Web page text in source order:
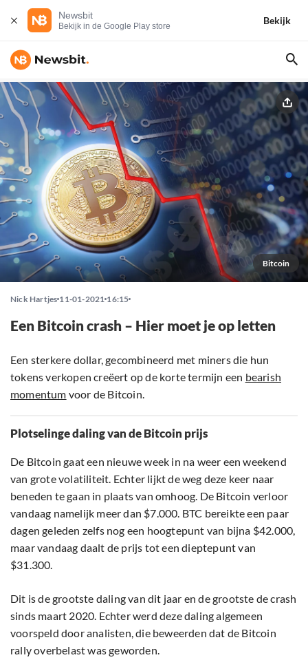
Newsbit
Bekijk in de Google Play store
Bekijk
Bitcoin
Nick Hartjes 11-01-2021 16:15
Een Bitcoin crash – Hier moet je op letten
Een sterkere dollar, gecombineerd met miners die hun
tokens verkopen creëert op de korte termijn een bearish
momentum voor de Bitcoin.
Plotselinge daling van de Bitcoin prijs
De Bitcoin gaat een nieuwe week in na weer een weekend
van grote volatiliteit. Echter lijkt de weg deze keer naar
beneden te gaan in plaats van omhoog. De Bitcoin verloor
vandaag namelijk meer dan $7.000. BTC bereikte een paar
dagen geleden zelfs nog een hoogtepunt van bijna $42.000,
maar vandaag daalt de prijs tot een dieptepunt van
$31.300.
Dit is de grootste daling van dit jaar en de grootste de crash
sinds maart 2020. Echter werd deze daling algemeen
voorspeld door analisten, die beweerden dat de Bitcoin
rally overbelast was geworden.